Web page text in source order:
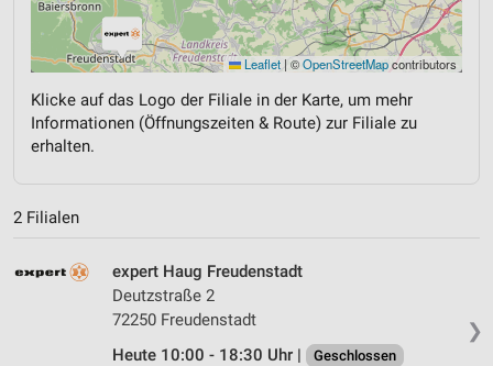
Leaflet | ©OpenStreetMapcontributors
Klicke auf das Logo der Filiale in der Karte, um mehr
Informationen (Öffnungszeiten & Route) zur Filiale zu
erhalten.
2 Filialen
❯
expert Haug Freudenstadt
Deutzstraße 2
72250 Freudenstadt
Heute 10:00 - 18:30 Uhr |
Geschlossen